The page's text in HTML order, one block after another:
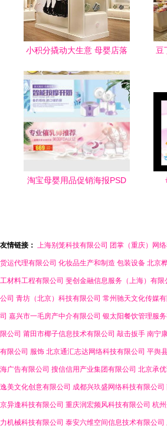
小积分撬动大生意 母婴店落
豆
淘宝母婴用品促销海报PSD
友情链接： 上海别笼科技有限公司 团掌（重庆）网
货运代理有限公司 化妆品生产和制造 包装设备 北京
工材料工程有限公司 斐创金融信息服务（上海）有限
公司 青坊（北京）科技有限公司 常州驰天文化传媒有
司 嘉兴市一毛房产中介有限公司 银太阳餐饮管理服务
限公司 莆田市椰子信息技术有限公司 敲击扳手 南宁
有限公司 服饰 北京通汇志达网络科技有限公司 平舆
海广告有限公司 搜信信用产业集团有限公司 北京承
逸美文化创意有限公司 成都兴玖盛网络科技有限公司
京异逢科技有限公司 重庆润宏频风科技有限公司 杭
力机械科技有限公司 泰安六维空间信息技术有限公司